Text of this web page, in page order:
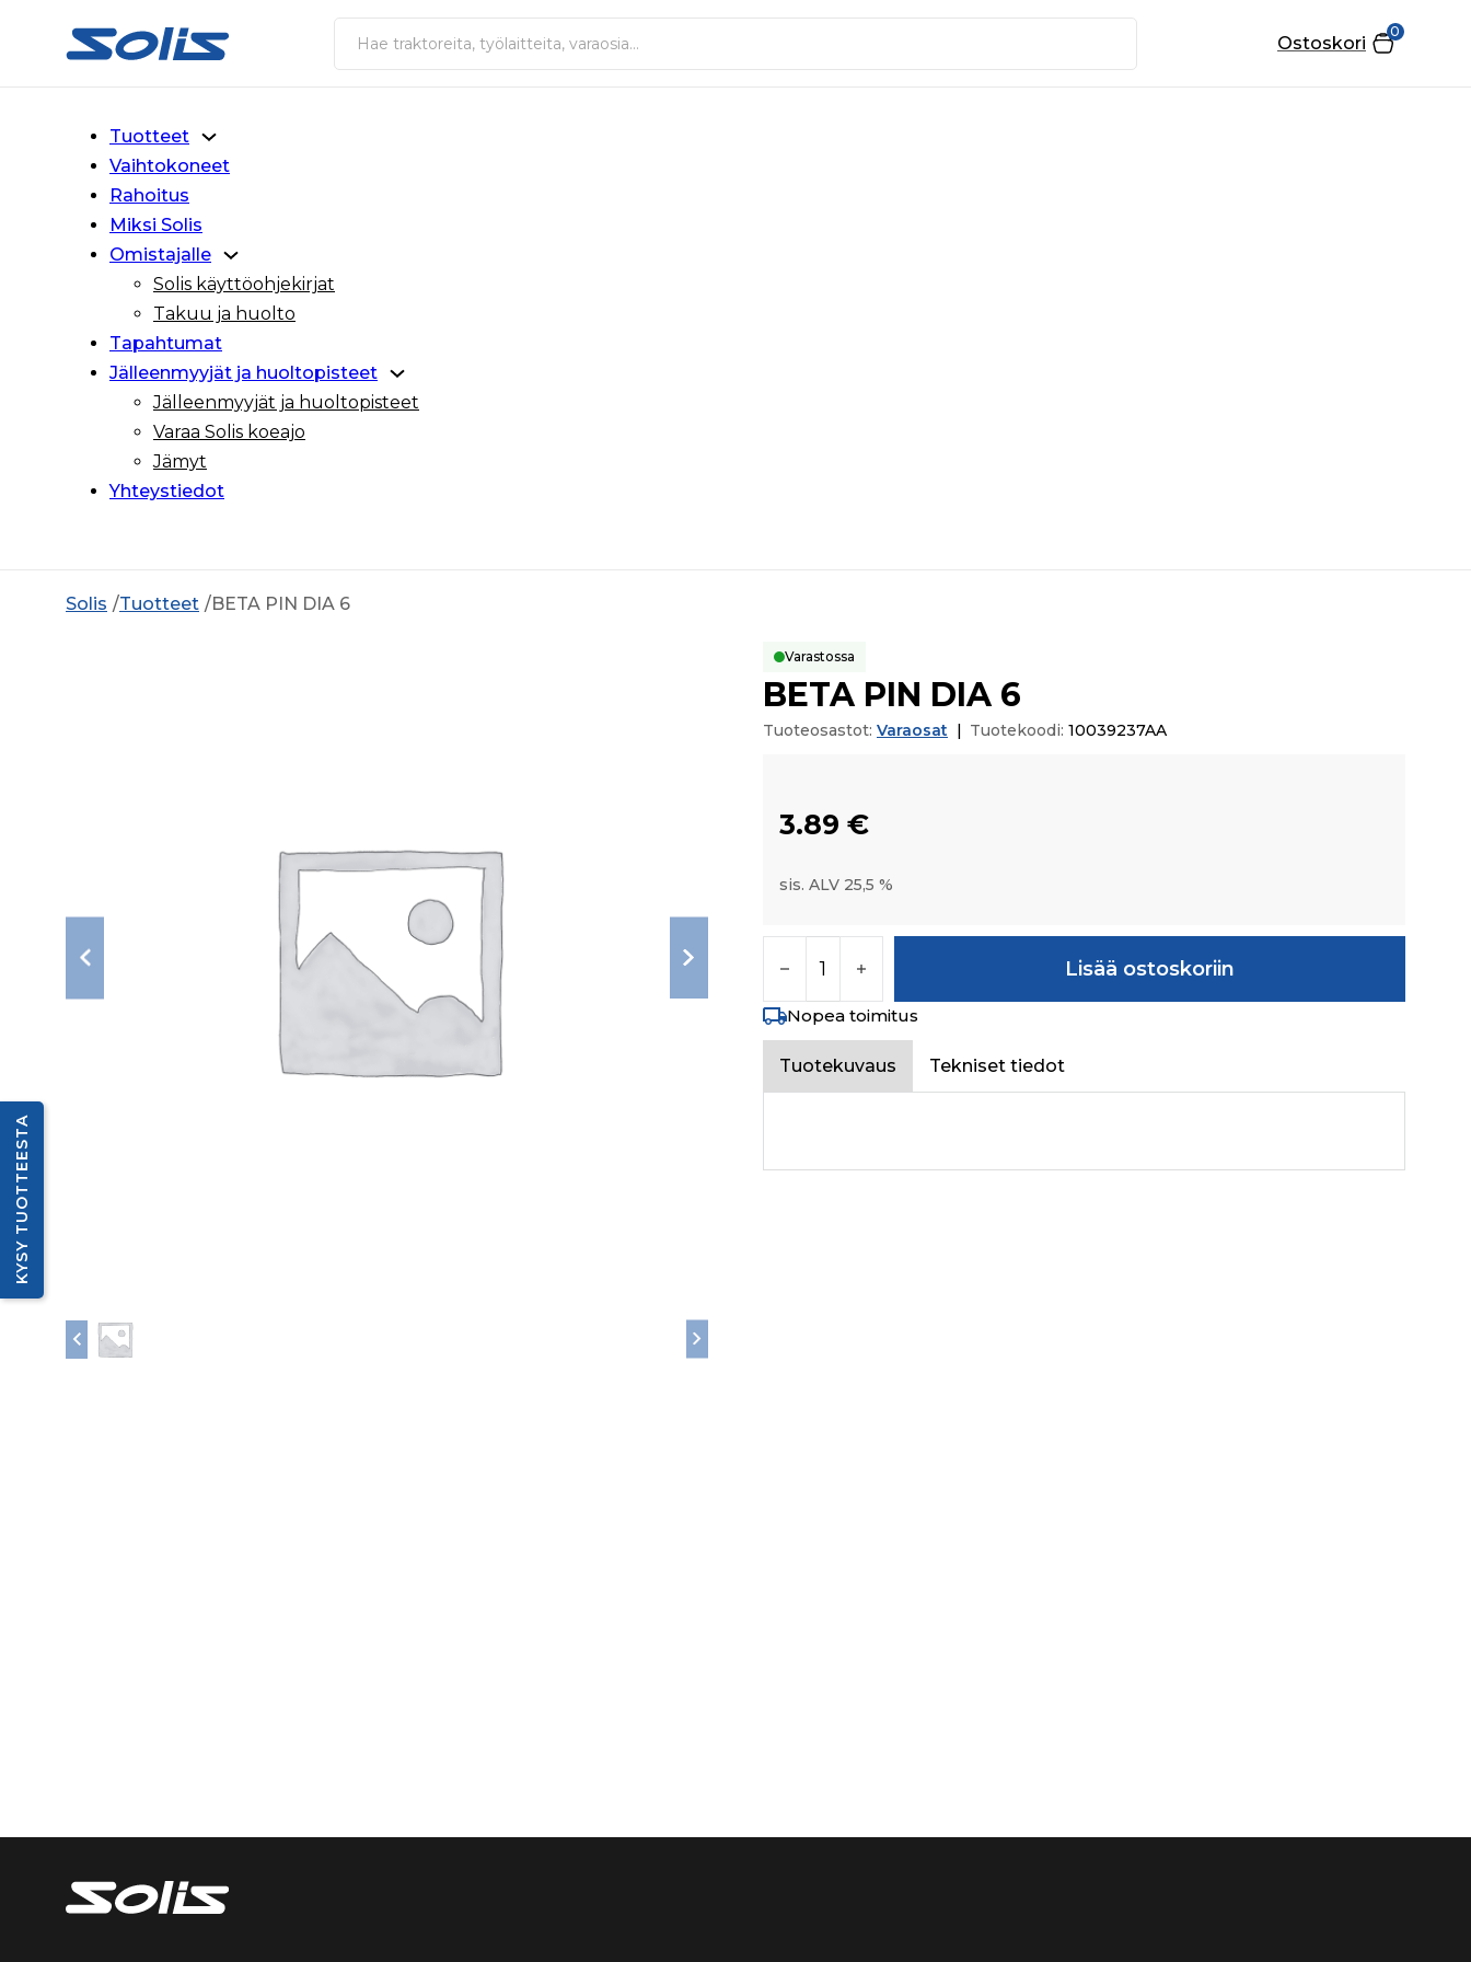
Siirry pääsisältöön
Siirry alatunnisteeseen
Haku
0
Ostoskori
Tuotteet
Vaihtokoneet
Rahoitus
Miksi Solis
Omistajalle
Solis käyttöohjekirjat
Takuu ja huolto
Tapahtumat
Jälleenmyyjät ja huoltopisteet
Jälleenmyyjät ja huoltopisteet
Varaa Solis koeajo
Jämyt
Yhteystiedot
Solis Tuotteet BETA PIN DIA 6
Varastossa
BETA PIN DIA 6
Tuoteosastot: Varaosat | Tuotekoodi: 10039237AA
3.89 €
sis. ALV 25,5 %
Lisää ostoskoriin
Nopea toimitus
Tuotekuvaus Tekniset tiedot
KYSY TUOTTEESTA